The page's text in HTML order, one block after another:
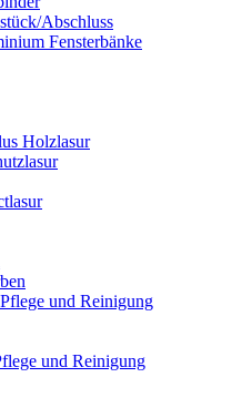
Abschluss
Fensterbänke
Holzlasur
und Reinigung
und Reinigung